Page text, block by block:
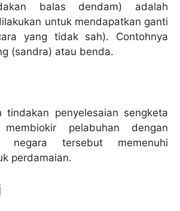
balas dendam) adalah
untuk mendapatkan ganti
yang tidak sah). Contohnya
(sandra) atau benda.
tindakan penyelesaian sengketa
pelabuhan dengan
negara tersebut memenuhi
perdamaian.